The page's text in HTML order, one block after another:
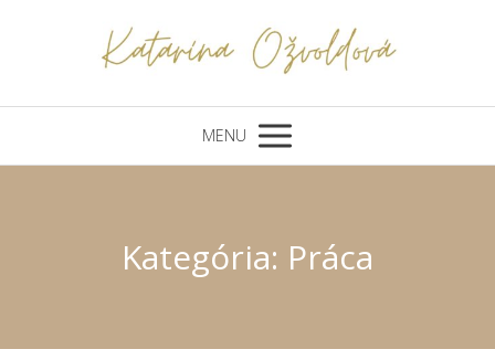
MENU
Kategória: Práca